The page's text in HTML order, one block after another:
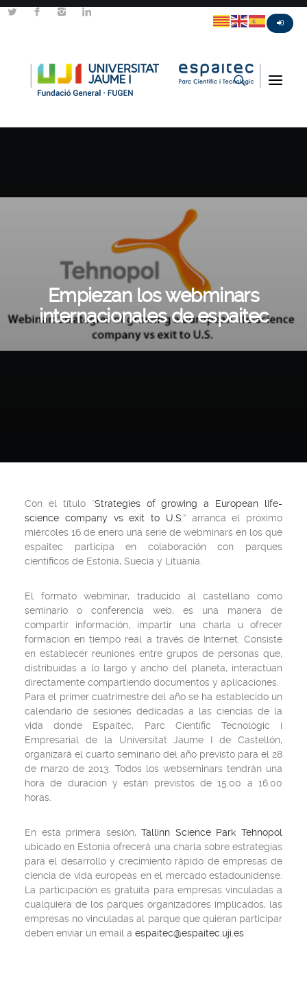
Empiezan los webminars
internacionales de espaitec
Con el título “Strategies of growing a European life-
science company vs exit to U.S .” arranca el próximo
miércoles 16 de enero una serie de webminars en los que
espaitec participa en colaboración con parques
científicos de Estonia, Suecia y Lituania.
El formato webminar, traducido al castellano como
seminario o conferencia web, es una manera de
compartir información, impartir una charla u ofrecer
formación en tiempo real a través de Internet. Consiste
en establecer reuniones entre grupos de personas que,
distribuidas a lo largo y ancho del planeta, interactúan
directamente compartiendo documentos y aplicaciones.
Para el primer cuatrimestre del año se ha establecido un
calendario de sesiones dedicadas a las ciencias de la
vida donde Espaitec, Parc Científic Tecnològic i
Empresarial de la Universitat Jaume I de Castellón,
organizará el cuarto seminario del año previsto para el 28
de marzo de 2013. Todos los webseminars tendrán una
hora de duración y están previstos de 15.00 a 16.00
horas.
En esta primera sesión,Tallinn Science Park Tehnopol
ubicado en Estonia ofrecerá una charla sobre estrategias
para el desarrollo y crecimiento rápido de empresas de
ciencia de vida europeas en el mercado estadounidense.
La participación es gratuita para empresas vinculadas a
cualquiera de los parques organizadores implicados, las
empresas no vinculadas al parque que quieran participar
deben enviar un email a espaitec@espaitec.uji.es